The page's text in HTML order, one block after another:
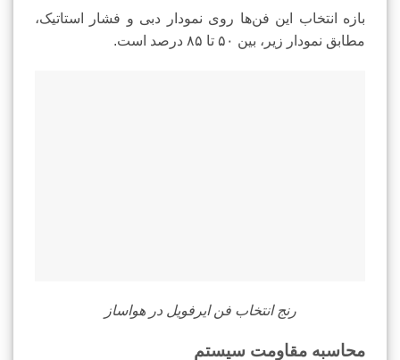
بازه انتخاب این فن‌ها روی نمودار دبی و فشار استاتیک،
مطابق نمودار زیر، بین ۵۰ تا ۸۵ درصد است.
رنج انتخاب فن ایرفویل در هواساز
محاسبه مقاومت سیستم